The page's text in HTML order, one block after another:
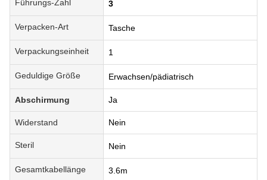
Führungs-Zahl 3
Verpacken-Art Tasche
Verpackungseinheit 1
Geduldige Größe Erwachsen/pädiatrisch
Abschirmung Ja
Widerstand Nein
Steril Nein
Gesamtkabellänge 3.6m